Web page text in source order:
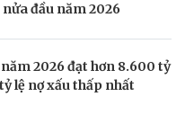
đầu năm 2026
2026 đạt hơn 8.600 tỷ
lệ nợ xấu thấp nhất